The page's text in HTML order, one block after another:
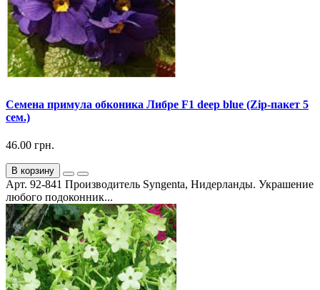
Семена примула обконика Либре F1 deep blue (Zip-пакет 5
сем.)
46.00 грн.
В корзину
Арт. 92-841 Производитель Syngenta, Нидерланды. Украшение
любого подоконник...